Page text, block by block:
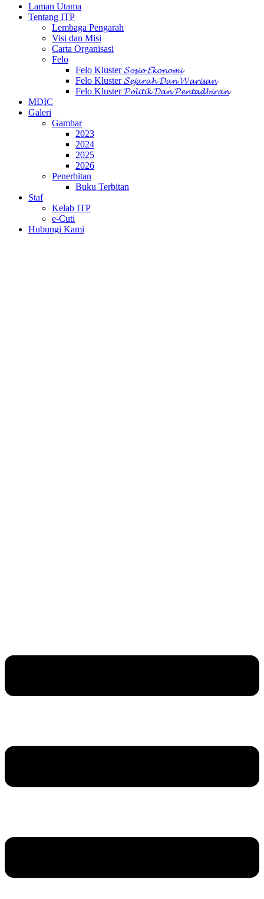
Laman Utama
Tentang ITP
Lembaga Pengarah
Visi dan Misi
Carta Organisasi
Felo
Felo Kluster 𝓢𝓸𝓼𝓲𝓸 𝓔𝓴𝓸𝓷𝓸𝓶𝓲
Felo Kluster 𝓢𝓮𝓳𝓪𝓻𝓪𝓱 𝓓𝓪𝓷 𝓦𝓪𝓻𝓲𝓼𝓪𝓷
Felo Kluster 𝓟𝓸𝓵𝓲𝓽𝓲𝓴 𝓓𝓪𝓷 𝓟𝓮𝓷𝓽𝓪𝓭𝓫𝓲𝓻𝓪𝓷
MDIC
Galeri
Gambar
2023
2024
2025
2026
Penerbitan
Buku Terbitan
Staf
Kelab ITP
e-Cuti
Hubungi Kami